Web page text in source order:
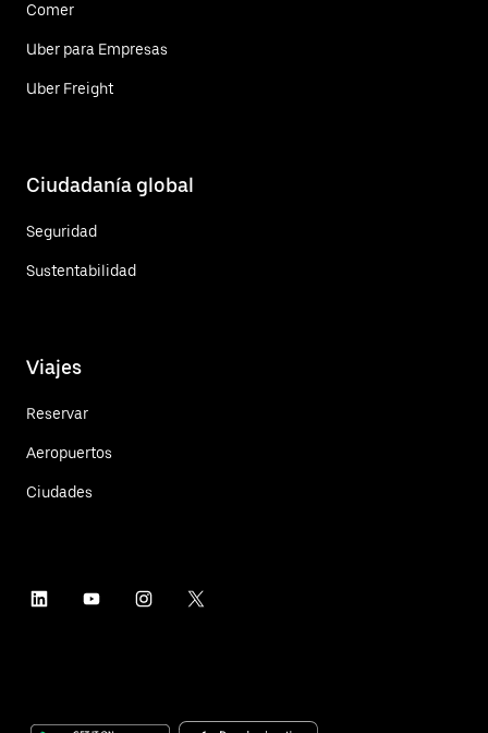
Comer
Uber para Empresas
Uber Freight
Ciudadanía global
Seguridad
Sustentabilidad
Viajes
Reservar
Aeropuertos
Ciudades